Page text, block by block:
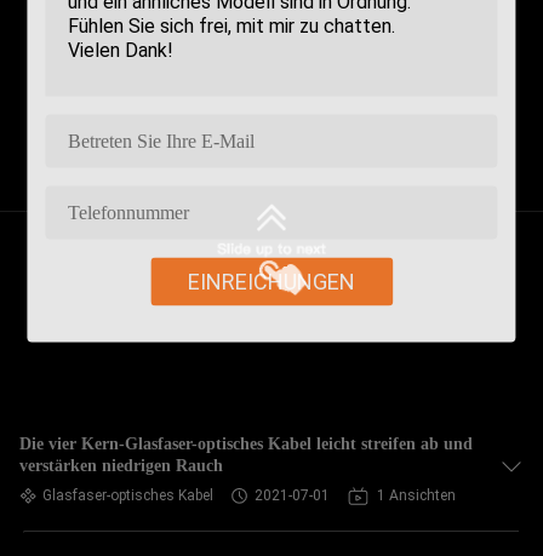
EINREICHUNGEN
Die vier Kern-Glasfaser-optisches Kabel leicht streifen ab und
verstärken niedrigen Rauch
Glasfaser-optisches Kabel 2021-07-01 1 Ansichten